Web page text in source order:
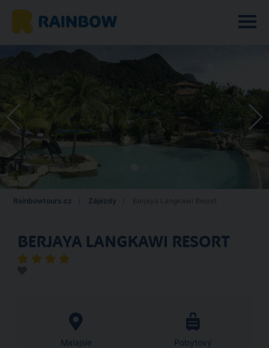
Rainbowtours.cz Zájezdy
BERJAYA LANGKAWI RESORT
Malajsie Pobytový